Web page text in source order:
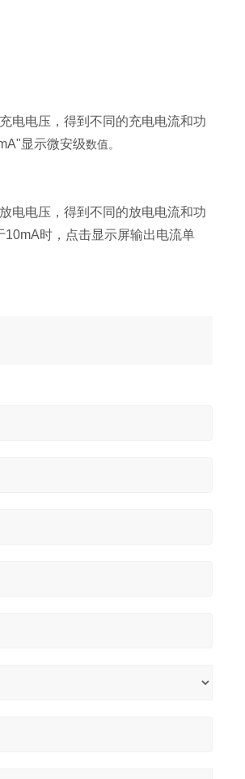
电电压，得到不同的充电电流和功
显示微安级数值。
电电压，得到不同的放电电流和功
时，点击显示屏输出电流单